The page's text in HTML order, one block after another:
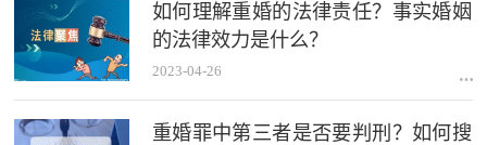
如何理解重婚的法律责任？事实婚姻
的法律效力是什么？
2023-04-26
重婚罪中第三者是否要判刑？如何搜